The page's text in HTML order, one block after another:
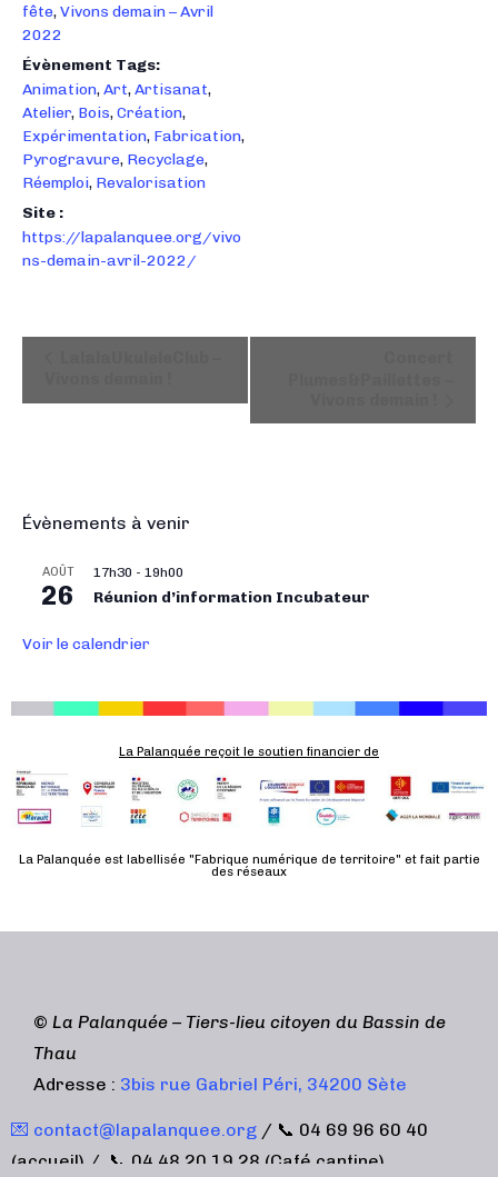
fête,Vivons demain – Avril
2022
Évènement Tags:
Animation,Art,Artisanat,
Atelier, Bois,Création,
Expérimentation, Fabrication,
Pyrogravure, Recyclage,
Réemploi, Revalorisation
Site :
https://lapalanquee.org/vivo
ns-demain-avril-2022/
v
t
v
n
m
e
n
Évènements à venir
AOÛT
26
17h30 - 19h00
Réunion d’information Incubateur
Voir le calendrier
La Palanquée reçoit le soutien financier de
La Palanquée est labellisée "Fabrique numérique de territoire" et fait partie
des réseaux
© La Palanquée – Tiers-lieu citoyen du Bassin de
Thau
Adresse : 3bis rue Gabriel Péri, 34200 Sète
💌 contact@lapalanquee.org / 📞 04 69 96 60 40
(accueil) / 📞 04 48 20 19 28 (Café cantine)